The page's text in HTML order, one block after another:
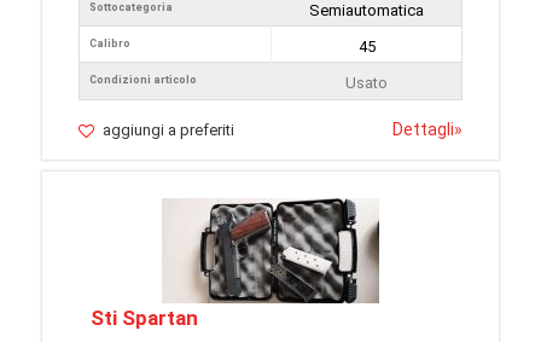
Sottocategoria
Calibro
Condizioni articolo
Semiautomatica
45
Usato
aggiungi a preferiti Dettagli»
Sti Spartan